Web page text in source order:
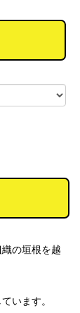
の垣根を越
います。